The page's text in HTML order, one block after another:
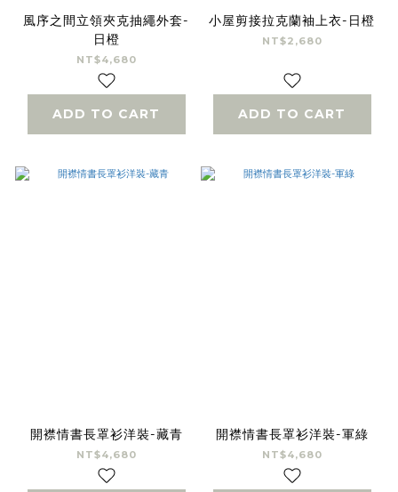
風序之間立領夾克抽繩外套-
日橙
NT$4,680
ADD TO CART
小屋剪接拉克蘭袖上衣-日橙
NT$2,680
ADD TO CART
開襟情書長罩衫洋裝-藏青
NT$4,680
開襟情書長罩衫洋裝-軍綠
NT$4,680